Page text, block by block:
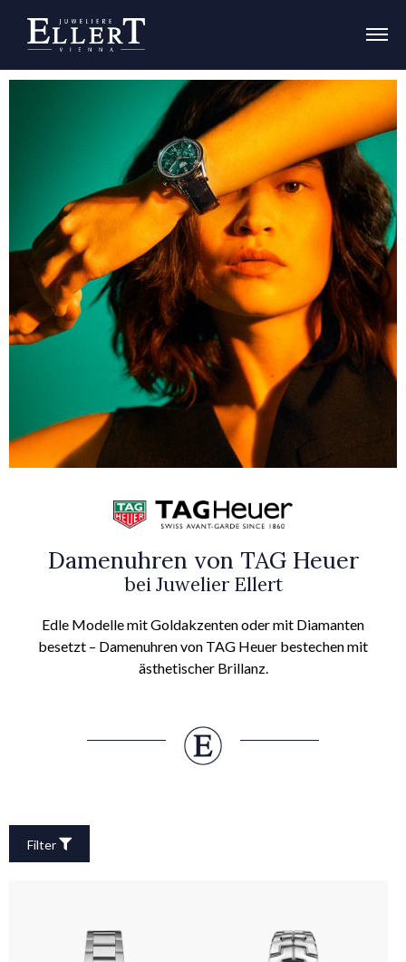
Damenuhren von TAG Heuer
bei Juwelier Ellert
Edle Modelle mit Goldakzenten oder mit Diamanten
besetzt – Damenuhren von TAG Heuer bestechen mit
ästhetischer Brillanz.
Filter